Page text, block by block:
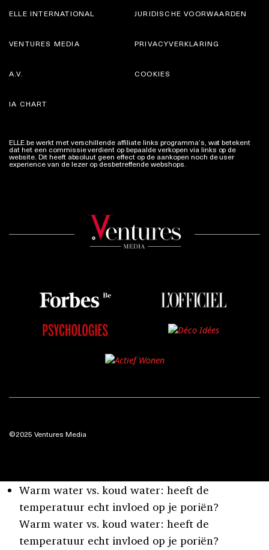
ELLE INTERNATIONAL
VENTURES MEDIA
JURIDISCHE VOORWAARDEN
PRIVACYVERKLARING
A.V.
IA CHART
COOKIES
ELLE.be werkt met verschillende affiliate links programma’s, wat betekent
dat het een commissie verdient op bepaalde verkopen via links op de
website. Dit heeft absoluut geen effect op de aankopen noch de user
experience van de lezer op desbetreffende webshops.
©2025 Ventures Media
Warm water vs. koud water: heeft de
temperatuur echt invloed op je poriën?
Warm water vs. koud water: heeft de
temperatuur echt invloed op je poriën?